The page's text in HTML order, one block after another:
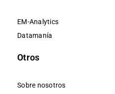
EM-Analytics
Datamanía
Otros
Sobre nosotros